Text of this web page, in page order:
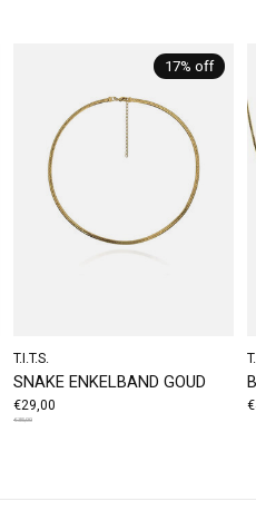
17% off
T.I.T.S.
SNAKE ENKELBAND GOUD
€29,00
€35,00